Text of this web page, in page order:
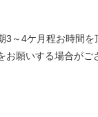
4ケ月程お時間を
願いする場合がご